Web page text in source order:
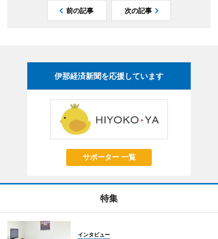
前の記事 次の記事
伊那経済新聞を応援しています
サポーター 一覧
特集
インタビュー